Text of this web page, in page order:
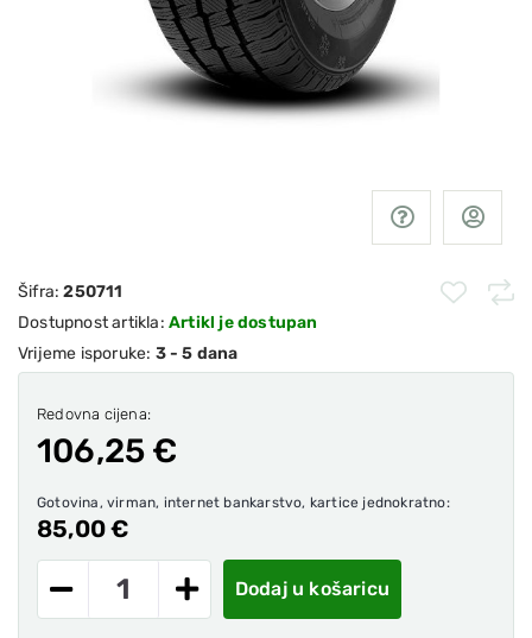
Šifra:250711
Dostupnost artikla: Artikl je dostupan
Vrijeme isporuke: 3 - 5 dana
Redovna cijena:
106,25 €
Gotovina, virman, internet bankarstvo, kartice jednokratno:
85,00 €
Dodaj u košaricu